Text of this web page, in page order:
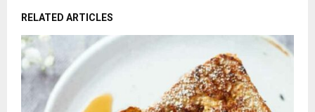
RELATED ARTICLES